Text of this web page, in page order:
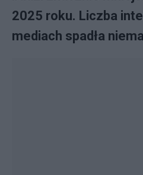
2025 roku. Liczba
mediach spadła